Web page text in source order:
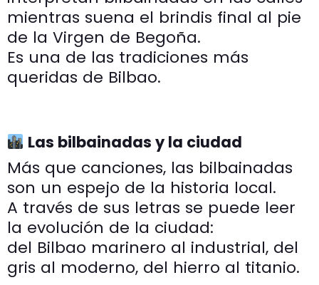
mientras suena el brindis final al pie
de la Virgen de Begoña.
Es una de las tradiciones más
queridas de Bilbao.
Las bilbainadas y la ciudad
Más que canciones, las bilbainadas
son un espejo de la historia local.
A través de sus letras se puede leer
la evolución de la ciudad:
del Bilbao marinero al industrial, del
gris al moderno, del hierro al titanio.